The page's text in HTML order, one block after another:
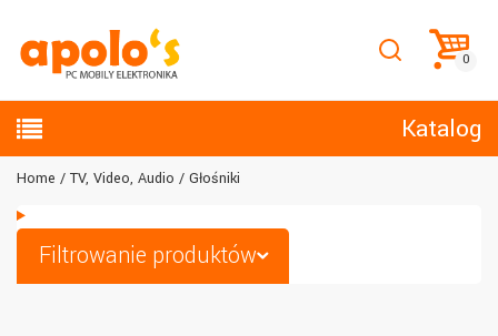
Katalog
Home TV, Video, Audio Głośniki
Filtrowanie produktów